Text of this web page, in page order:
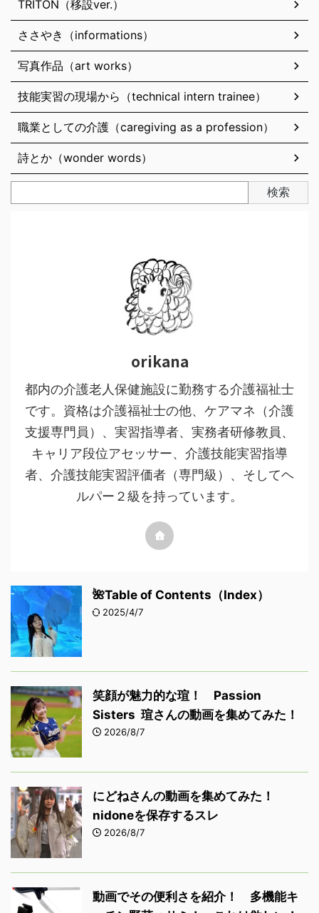
TRITON（移設ver.）
ささやき（informations）
写真作品（art works）
技能実習の現場から（technical intern trainee）
職業としての介護（caregiving as a profession）
詩とか（wonder words）
検索
orikana
都内の介護老人保健施設に勤務する介護福祉士
です。資格は介護福祉士の他、ケアマネ（介護
支援専門員）、実習指導者、実務者研修教員、
キャリア段位アセッサー、介護技能実習指導
者、介護技能実習評価者（専門級）、そしてヘ
ルパー２級を持っています。
🌺Table of Contents（Index）
2025/4/7
笑顔が魅力的な瑄！ Passion
Sisters 瑄さんの動画を集めてみた！
2026/8/7
にどねさんの動画を集めてみた！
nidoneを保存するスレ
2026/8/7
動画でその便利さを紹介！ 多機能キ